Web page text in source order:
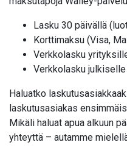
Lasku 30 päivällä
Korttimaksu (Visa,
Verkkolasku
Verkkolasku
Haluatko
laskutusasiakas
Mikäli haluat apua alkuun
yhteyttä – autamme